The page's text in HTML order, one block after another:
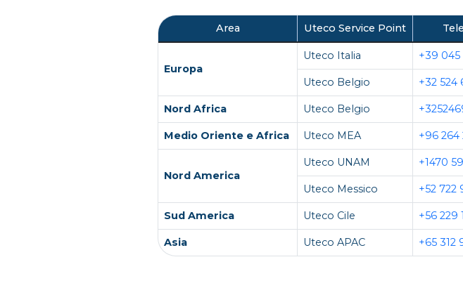
Area Uteco Service Point
Europa
Uteco Italia +39
Uteco Belgio +32 524
Nord Africa Uteco Belgio
Medio Oriente e Africa Uteco MEA +96 264
Nord America
Uteco UNAM +1470
Uteco Messico +52 722
Sud America Uteco Cile +56 229
Asia Uteco APAC +65 312